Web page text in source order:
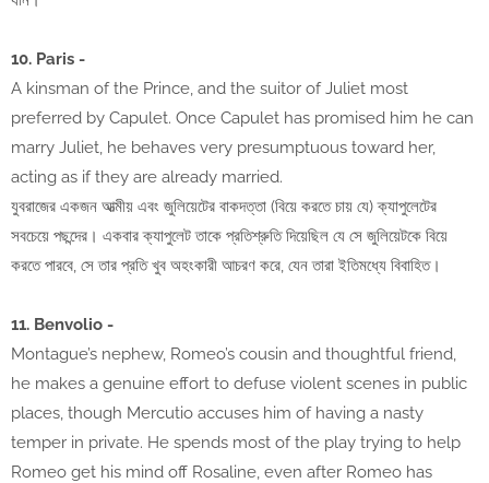
10. Paris -
A kinsman of the Prince, and the suitor of Juliet most
preferred by Capulet. Once Capulet has promised him he can
marry Juliet, he behaves very presumptuous toward her,
acting as if they are already married.
যুবরাজের একজন আত্মীয় এবং জুলিয়েটের বাকদত্তা (বিয়ে করতে চায় যে) ক্যাপুলেটের
সবচেয়ে পছন্দের। একবার ক্যাপুলেট তাকে প্রতিশ্রুতি দিয়েছিল যে সে জুলিয়েটকে বিয়ে
করতে পারবে, সে তার প্রতি খুব অহংকারী আচরণ করে, যেন তারা ইতিমধ্যে বিবাহিত।
11. Benvolio -
Montague’s nephew, Romeo’s cousin and thoughtful friend,
he makes a genuine effort to defuse violent scenes in public
places, though Mercutio accuses him of having a nasty
temper in private. He spends most of the play trying to help
Romeo get his mind off Rosaline, even after Romeo has